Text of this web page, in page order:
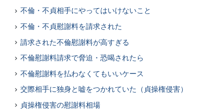
不倫・不貞相手にやってはいけないこと
不倫・不貞慰謝料を請求された
請求された不倫慰謝料が高すぎる
不倫慰謝料請求で脅迫・恐喝されたら
不倫慰謝料を払わなくてもいいケース
交際相手に独身と嘘をつかれていた（貞操権侵害）
貞操権侵害の慰謝料相場